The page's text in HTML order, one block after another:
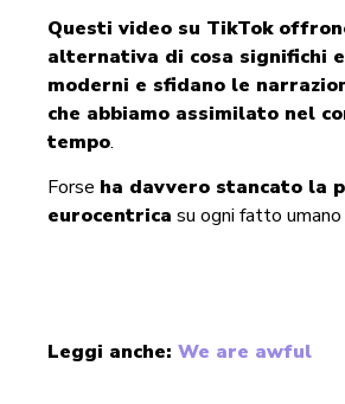
Questi video su TikTok
alternativa di cosa significhi
moderni e sfidano le
che abbiamo assimilato nel
tempo.
Forse ha davvero stancato la
eurocentrica su ogni fatto
Leggi anche: We are awful